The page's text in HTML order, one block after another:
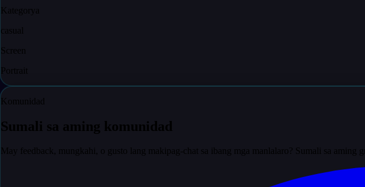
Kategorya
casual
Screen
Portrait
Komunidad
Sumali sa aming komunidad
May feedback, mungkahi, o gusto lang makipag-chat sa ibang mga manlalaro? Sumali sa